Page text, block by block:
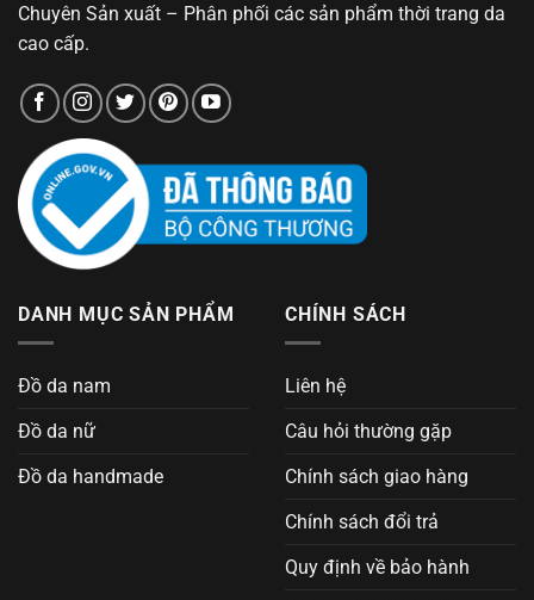
Chuyên Sản xuất – Phân phối các sản phẩm thời trang da
cao cấp.
DANH MỤC SẢN PHẨM
Đồ da nam
Đồ da nữ
Đồ da handmade
CHÍNH SÁCH
Liên hệ
Câu hỏi thường gặp
Chính sách giao hàng
Chính sách đổi trả
Quy định về bảo hành